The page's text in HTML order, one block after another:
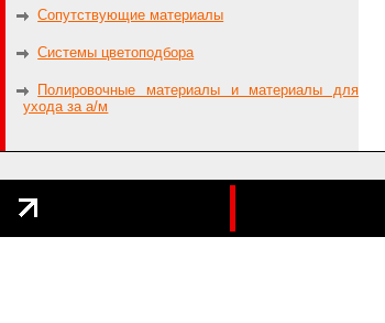
Сопутствующие материалы
Системы цветоподбора
Полировочные материалы и материалы для
ухода за а/м